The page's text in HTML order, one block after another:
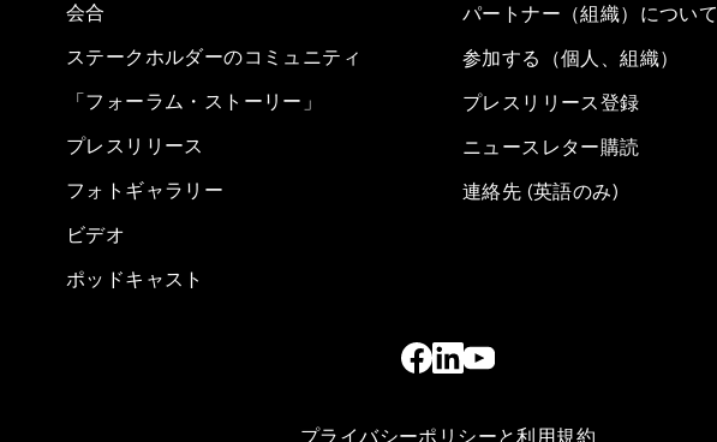
会合
ステークホルダーのコミュニティ
「フォーラム・ストーリー」
プレスリリース
フォトギャラリー
ビデオ
ポッドキャスト
パートナー（組織）について
参加する（個人、組織）
プレスリリース登録
ニュースレター購読
連絡先 (英語のみ)
プライバシーポリシーと利用規約